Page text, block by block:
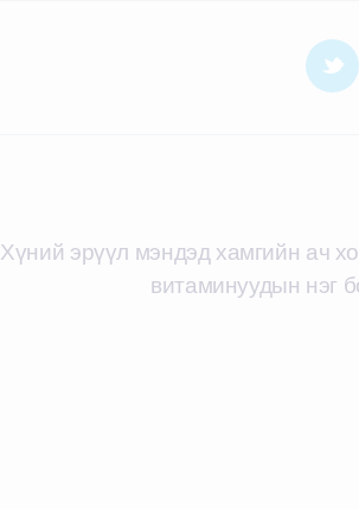
Хүний эрүүл мэндэд хамгийн ач
витаминуудын